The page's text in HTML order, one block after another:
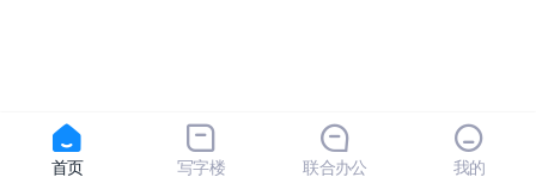
首页 写字楼 联合办公 我的